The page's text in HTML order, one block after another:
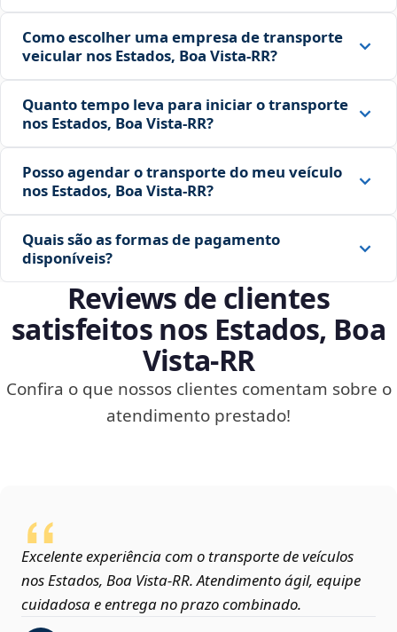
Como escolher uma empresa de transporte
veicular nos Estados, Boa Vista‑RR?
Quanto tempo leva para iniciar o transporte
nos Estados, Boa Vista‑RR?
Posso agendar o transporte do meu veículo
nos Estados, Boa Vista‑RR?
Quais são as formas de pagamento
disponíveis?
Reviews de clientes
satisfeitos nos Estados, Boa
Vista‑RR
Confira o que nossos clientes comentam sobre o
atendimento prestado!
Excelente experiência com o transporte de veículos
nos Estados, Boa Vista‑RR. Atendimento ágil, equipe
cuidadosa e entrega no prazo combinado.